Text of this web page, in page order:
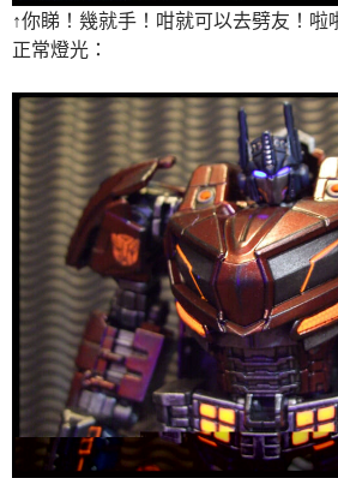
↑你睇！幾就手！咁就可以去劈友！啦
正常燈光：